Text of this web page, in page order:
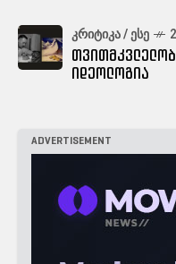
ᲙᲠᲘᲢᲘᲙᲐ / ᲔᲡᲔ
იდეოლოგია
ADVERTISEMENT